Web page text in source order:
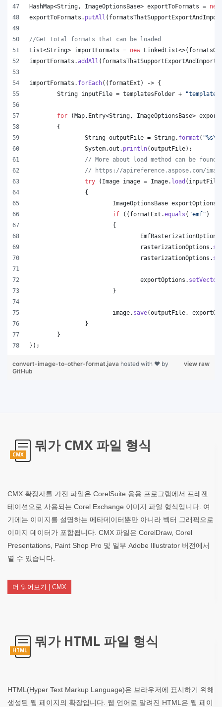
HashMap<String , ImageOptionsBase> exportToFormats = new
exportToFormats . putAll (
//Get total formats that can be loaded
List<String> importFormats = new LinkedList<>(
importFormats .addAll ( formatsThatSupportExportAndImport
importFormats . forEach(( formatExt ) -> {
String inputFile = templatesFolder +
for (Map. Entry<String , ImageOptionsBase>
	{
String outputFile = String. format ( "%s\\
System.out . println(outputFile);
// More about load method can be found
// https://apireference.aspose.com/
try ( Image image = Image. load ( inputFile
		{
ImageOptionsBase exportOptions
if (( formatExt .equals ( "emf" )
			{
EmfRasterizationOptions
rasterizationOptions .
rasterizationOptions .
exportOptions .
			}
image. save(outputFile ,
		}
	}
});
view raw
convert-image-to-other-format.java hosted with ❤ by
GitHub
CMX
뭐가 CMX 파일 형식
CMX 확장자를 가진 파일은 CorelSuite 응용 프로그램에서 프레젠
테이션으로 사용되는 Corel Exchange 이미지 파일 형식입니다. 여
기에는 이미지를 설명하는 메타데이터뿐만 아니라 벡터 그래픽으로
이미지 데이터가 포함됩니다. CMX 파일은 CorelDraw, Corel
Presentations, Paint Shop Pro 및 일부 Adobe Illustrator 버전에서
열 수 있습니다.
더 읽어보기 | CMX
HTML
뭐가 HTML 파일 형식
HTML(Hyper Text Markup Language)은 브라우저에 표시하기 위해
생성된 웹 페이지의 확장입니다. 웹 언어로 알려진 HTML은 웹 페이